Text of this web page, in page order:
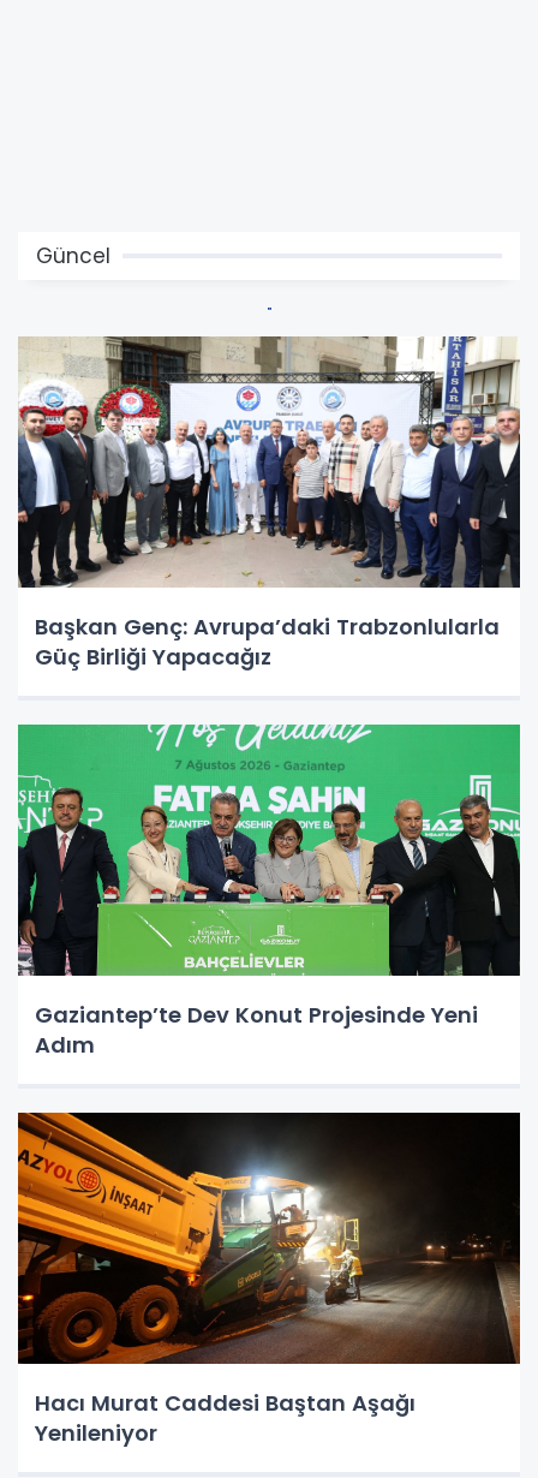
Güncel
Başkan Genç: Avrupa’daki Trabzonlularla
Güç Birliği Yapacağız
Gaziantep’te Dev Konut Projesinde Yeni
Adım
Hacı Murat Caddesi Baştan Aşağı
Yenileniyor